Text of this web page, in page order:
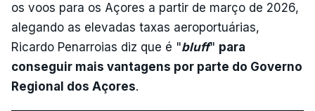
os voos para os Açores a partir de março de 2026,
alegando as elevadas taxas aeroportuárias,
Ricardo Penarroias diz que é "bluff" para
conseguir mais vantagens por parte do Governo
Regional dos Açores.